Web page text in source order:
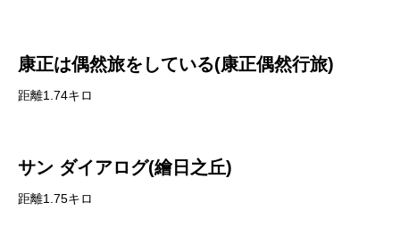
康正は偶然旅をしている(康正偶然行旅)
距離1.74キロ
サン ダイアログ(繪日之丘)
距離1.75キロ